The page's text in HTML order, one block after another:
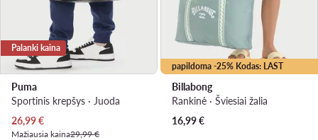
Palanki kaina
Puma
Sportinis krepšys · Juoda
Dabartinė kaina
26,99€
Mažiausia kaina29,99 €
papildoma -25% Kodas: LAST
Billabong
Rankinė · Šviesiai žalia
16,99€